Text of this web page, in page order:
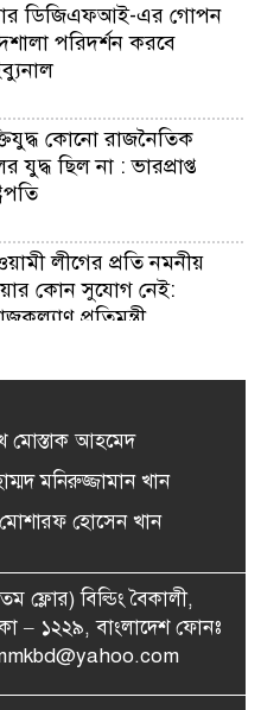
ডিজিএফআই-এর গোপন
পরিদর্শন করবে
কোনো রাজনৈতিক
যুদ্ধ ছিল না : ভারপ্রাপ্ত
লীগের প্রতি নমনীয়
কোন সুযোগ নেই:
প্রতিমন্ত্রী
বেতন ১০ লাখ হওয়া
ঘন্টায় হাম উপসর্গে তিনজনের
অপরাধ ট্রাইব্যুনালের
প্রসিকিউটরের সঙ্গে
ডটকমের প্রধান সম্পাদক
সৌজন্য সাক্ষাৎ
মোস্তাক আহমেদ
মনিরুজ্জামান খান
মোশারফ হোসেন খান
বিল্ডিং বৈকালী,
– ১২২৯, বাংলাদেশ ফোনঃ